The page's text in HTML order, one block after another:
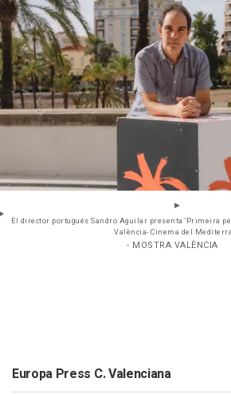
El director portugués Sandro Aguilar presenta 'Primeira
València- Cinema del
- MOSTRA VALÈNCIA
Europa Press C. Valenciana